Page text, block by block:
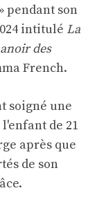
pendant son
intitulé La
des
French.
soigné une
de 21
après que
de son